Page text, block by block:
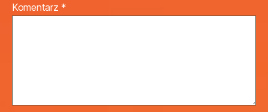
Komentarz *